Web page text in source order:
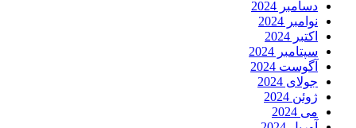
دسامبر 2024
نوامبر 2024
اکتبر 2024
سپتامبر 2024
آگوست 2024
جولای 2024
ژوئن 2024
می 2024